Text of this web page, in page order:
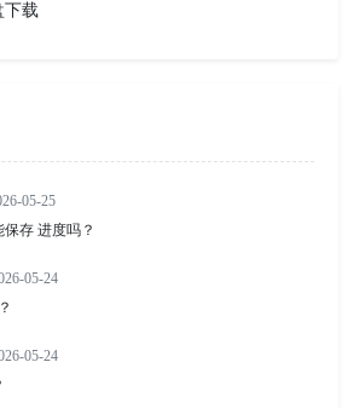
下载
05-25
存 进度吗？
05-24
05-24